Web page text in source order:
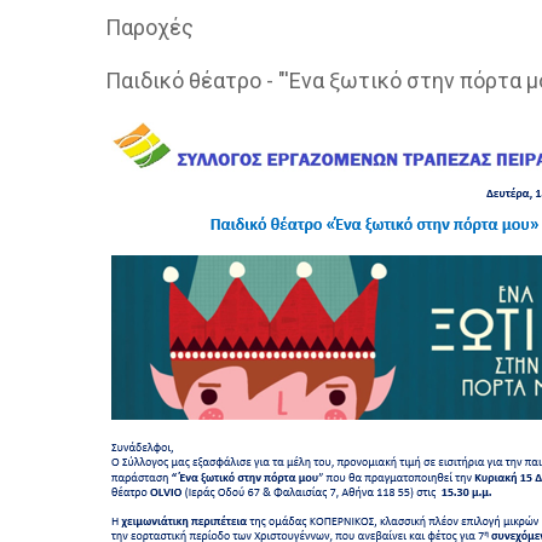
Παροχές
Παιδικό θέατρο - "'Ενα ξωτικό στην πόρτα